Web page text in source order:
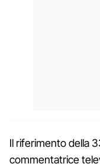
Il riferimento della
commentatrice